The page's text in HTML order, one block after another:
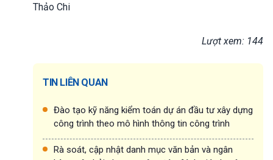
Thảo Chi
Lượt xem: 144
TIN LIÊN QUAN
Đào tạo kỹ năng kiểm toán dự án đầu tư xây dựng
công trình theo mô hình thông tin công trình
Rà soát, cập nhật danh mục văn bản và ngân